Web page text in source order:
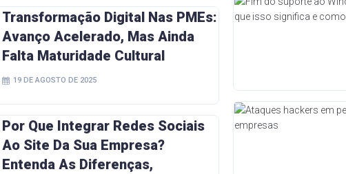
Transformação Digital Nas PMEs:
Avanço Acelerado, Mas Ainda
Falta Maturidade Cultural
19 DE AGOSTO DE 2025
Por Que Integrar Redes Sociais
Ao Site Da Sua Empresa?
Entenda As Diferenças,